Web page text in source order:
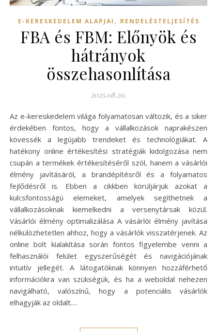
E-KERESKEDELEM ALAPJAI , RENDELÉSTELJESÍTÉS
FBA és FBM: Előnyök és
hátrányok
összehasonlítása
2025.08.20.
Az e-kereskedelem világa folyamatosan változik, és a siker
érdekében fontos, hogy a vállalkozások naprakészen
kövessék a legújabb trendeket és technológiákat. A
hatékony online értékesítési stratégiák kidolgozása nem
csupán a termékek értékesítéséről szól, hanem a vásárlói
élmény javításáról, a brandépítésről és a folyamatos
fejlődésről is. Ebben a cikkben körüljárjuk azokat a
kulcsfontosságú elemeket, amelyek segíthetnek a
vállalkozásoknak kiemelkedni a versenytársak közül.
Vásárlói élmény optimalizálása A vásárlói élmény javítása
nélkülözhetetlen ahhoz, hogy a vásárlók visszatérjenek. Az
online bolt kialakítása során fontos figyelembe venni a
felhasználói felület egyszerűségét és navigációjának
intuitív jellegét. A látogatóknak könnyen hozzáférhető
információkra van szükségük, és ha a weboldal nehezen
navigálható, valószínű, hogy a potenciális vásárlók
elhagyják az oldalt.…